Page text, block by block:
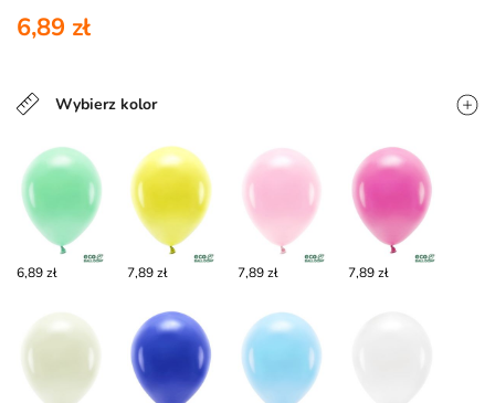
6,89 zł
Wybierz kolor
6,89 zł 7,89 zł 7,89 zł 7,89 zł